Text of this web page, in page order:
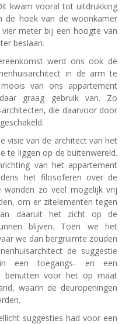
kwam vooral tot uitdrukking
de hoek van de woonkamer
meter bij een hoogte van
beslaan.
werd ons ook de
in de arm te
van ons appartement
graag gebruik van. Zo
die daarvoor door
visie van de architect van het
te liggen op de buitenwereld.
van het appartement
het filosoferen over de
wanden zo veel mogelijk vrij
om er zitelementen tegen
daaruit het zicht op de
blijven. Toen we het
we dan bergruimte zouden
de suggestie
een toegangs- en een
benutten voor het op maat
waarin de deuropeningen
suggesties had voor een